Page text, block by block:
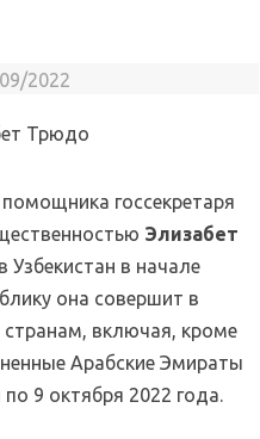
2022
госсекретаря
Элизабет
Узбекистан в начале
она совершит в
включая, кроме
Арабские Эмираты
9 октября 2022 года.